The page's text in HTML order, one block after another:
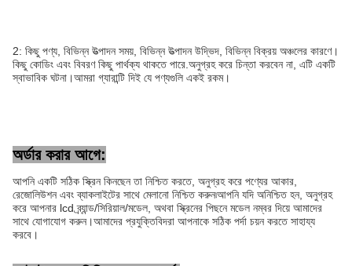
2: কিছু পণ্য, বিভিন্ন উত্পাদন সময়, বিভিন্ন উত্পাদন উদ্ভিদ, বিভিন্ন বিক্রয় অঞ্চলের কারণে।
কিছু কোডিং এবং বিবরণ কিছু পার্থক্য থাকতে পারে.অনুগ্রহ করে চিন্তা করবেন না, এটি একটি
স্বাভাবিক ঘটনা।আমরা গ্যারান্টি দিই যে পণ্যগুলি একই রকম।
অর্ডার করার আগে:
আপনি একটি সঠিক স্ক্রিন কিনছেন তা নিশ্চিত করতে, অনুগ্রহ করে পণ্যের আকার,
রেজোলিউশন এবং ব্যাকলাইটের সাথে মেলানো নিশ্চিত করুন৷আপনি যদি অনিশ্চিত হন, অনুগ্রহ
করে আপনার lcd ব্র্যান্ড/সিরিয়াল/মডেল, অথবা স্ক্রিনের পিছনে মডেল নম্বর দিয়ে আমাদের
সাথে যোগাযোগ করুন।আমাদের প্রযুক্তিবিদরা আপনাকে সঠিক পর্দা চয়ন করতে সাহায্য
করবে।